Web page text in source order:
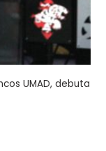
UMAD, debuta